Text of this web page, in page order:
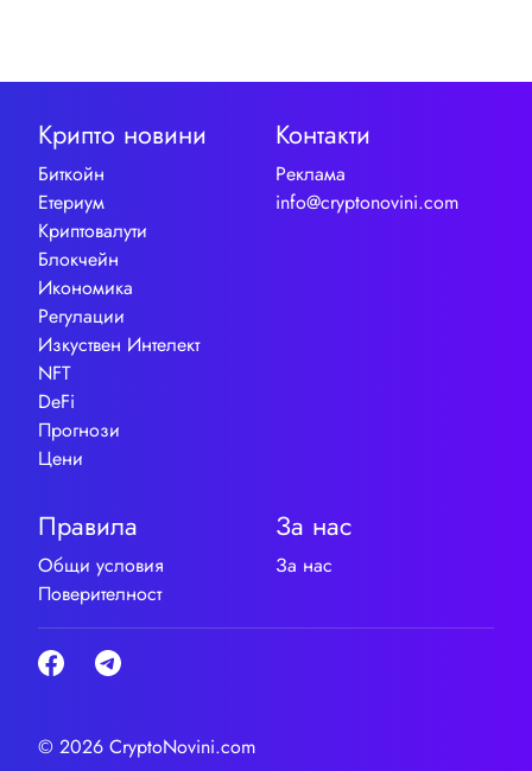
Крипто новини
Биткойн
Етериум
Криптовалути
Блокчейн
Икономика
Регулации
Изкуствен Интелект
NFT
DeFi
Прогнози
Цени
Контакти
Реклама
info@cryptonovini.com
Правила
Общи условия
Поверителност
За нас
За нас
© 2026 CryptoNovini.com